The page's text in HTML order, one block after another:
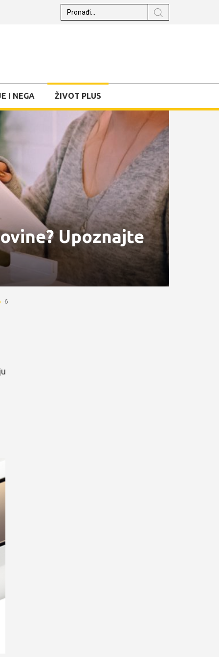
I NEGA ŽIVOT PLUS
Upoznajte
6